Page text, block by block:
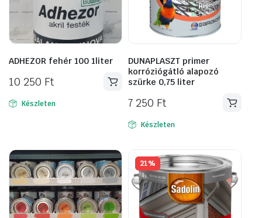
ADHEZOR fehér 100 1liter
10 250 Ft
Készleten
DUNAPLASZT primer
korróziógátló alapozó
szürke 0,75 liter
7 250 Ft
Készleten
21%